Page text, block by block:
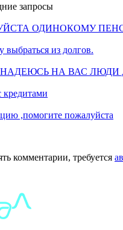
запросы
ОДИНОКОМУ
из долгов.
НА ВАС ЛЮДИ
кредитами
,помогите пожалуйста
комментарии, требуется